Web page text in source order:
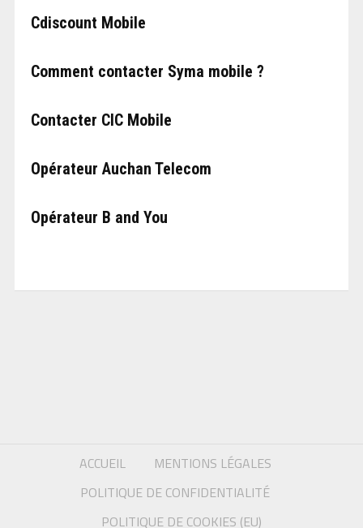
Cdiscount Mobile
Comment contacter Syma mobile ?
Contacter CIC Mobile
Opérateur Auchan Telecom
Opérateur B and You
ACCUEIL
MENTIONS LÉGALES
POLITIQUE DE CONFIDENTIALITÉ
POLITIQUE DE COOKIES (EU)